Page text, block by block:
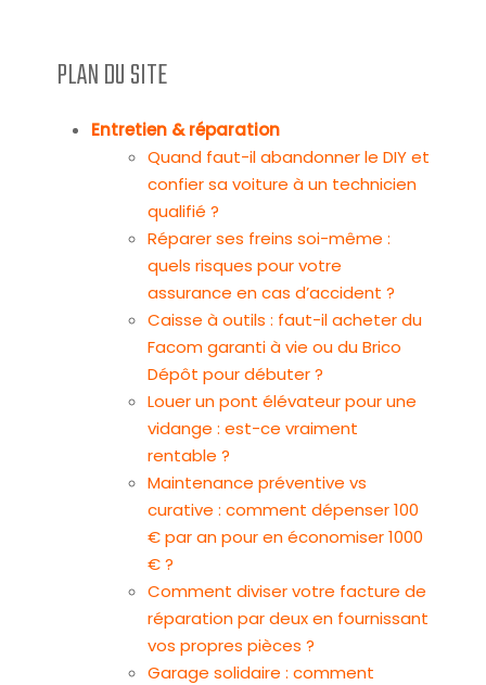
PLAN DU SITE
Entretien & réparation
Quand faut-il abandonner le DIY et
confier sa voiture à un technicien
qualifié ?
Réparer ses freins soi-même :
quels risques pour votre
assurance en cas d’accident ?
Caisse à outils : faut-il acheter du
Facom garanti à vie ou du Brico
Dépôt pour débuter ?
Louer un pont élévateur pour une
vidange : est-ce vraiment
rentable ?
Maintenance préventive vs
curative : comment dépenser 100
€ par an pour en économiser 1000
€ ?
Comment diviser votre facture de
réparation par deux en fournissant
vos propres pièces ?
Garage solidaire : comment